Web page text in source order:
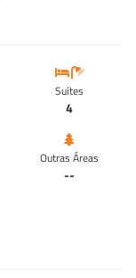
Suítes
4
Outras Áreas
--